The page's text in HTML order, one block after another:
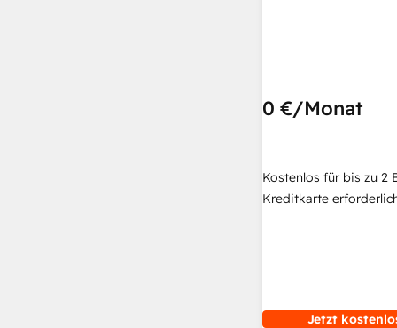
0 €/Monat
Kostenlos für bis zu 2
Kreditkarte
Jetzt